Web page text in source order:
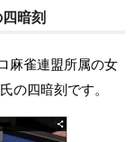
暗刻
麻雀連盟所属の女
の四暗刻です。